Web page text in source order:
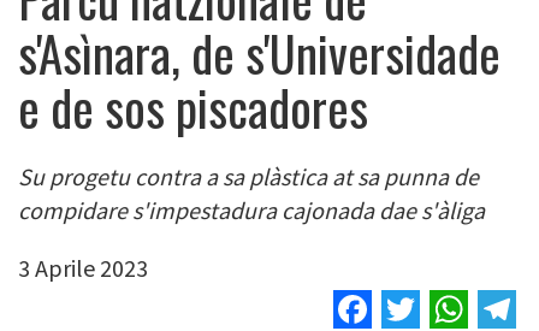
s'Asìnara, de s'Universidade
e de sos piscadores
Su progetu contra a sa plàstica at sa punna de
compidare s'impestadura cajonada dae s'àliga
3 Aprile 2023
Facebook
Twitter